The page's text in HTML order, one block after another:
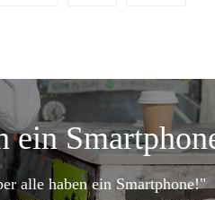
ein
alle haben ein Smartphone!"